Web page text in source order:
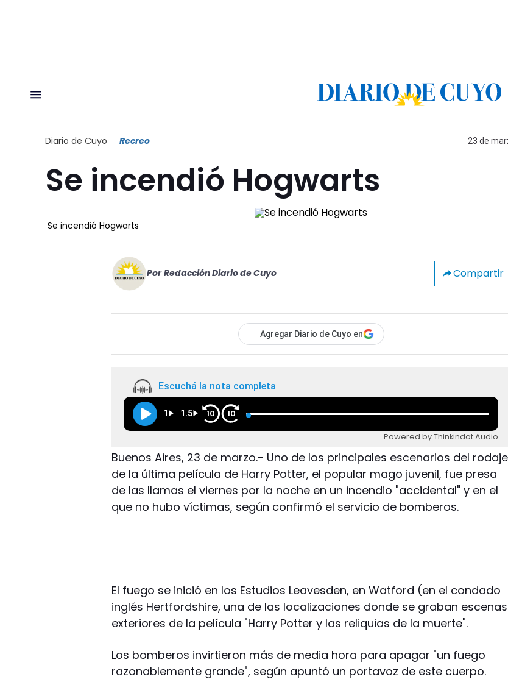
Diario de Cuyo Recreo 23 de
Se incendió Hogwarts
Se incendió Hogwarts
Por Redacción Diario de Cuyo Compartir
Agregar Diario de Cuyo en
Escuchá la nota completa
1 1.5 10 10
Powered by Thinkindot Audio
Buenos Aires, 23 de marzo.- Uno de los principales escenarios del rodaje
de la última película de Harry Potter, el popular mago juvenil, fue presa
de las llamas el viernes por la noche en un incendio "accidental" y en el
que no hubo víctimas, según confirmó el servicio de bomberos.
El fuego se inició en los Estudios Leavesden, en Watford (en el condado
inglés Hertfordshire, una de las localizaciones donde se graban escenas
exteriores de la película "Harry Potter y las reliquias de la muerte".
Los bomberos invirtieron más de media hora para apagar "un fuego
razonablemente grande", según apuntó un portavoz de este cuerpo.